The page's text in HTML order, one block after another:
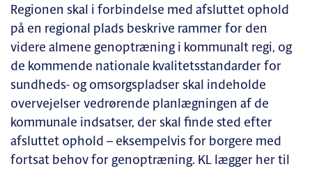
Regionen skal i forbindelse med afsluttet ophold
på en regional plads beskrive rammer for den
videre almene genoptræning i kommunalt regi, og
de kommende nationale kvalitetsstandarder for
sundheds- og omsorgspladser skal indeholde
overvejelser vedrørende planlægningen af de
kommunale indsatser, der skal finde sted efter
afsluttet ophold – eksempelvis for borgere med
fortsat behov for genoptræning. KL lægger her til